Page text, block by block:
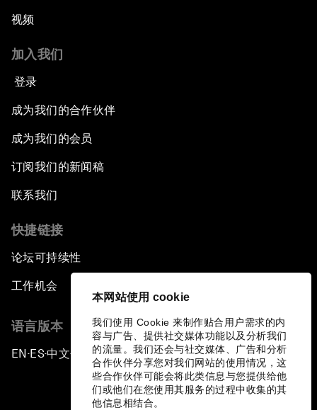
本网站使用 cookie
我们使用 Cookie 来制作贴合用户需求的内
容与广告、提供社交媒体功能以及分析我们
的流量。我们还会与社交媒体、广告和分析
合作伙伴分享您对我们网站的使用情况，这
些合作伙伴可能会将此类信息与您提供给他
们或他们在您使用其服务的过程中收集的其
他信息相结合。
视频
加入我们
登录
成为我们的合作伙伴
成为我们的会员
订阅我们的新闻稿
联系我们
快捷链接
论坛可持续性
工作机会
语言版本
EN ▪ ES▪中文▪ 日本語